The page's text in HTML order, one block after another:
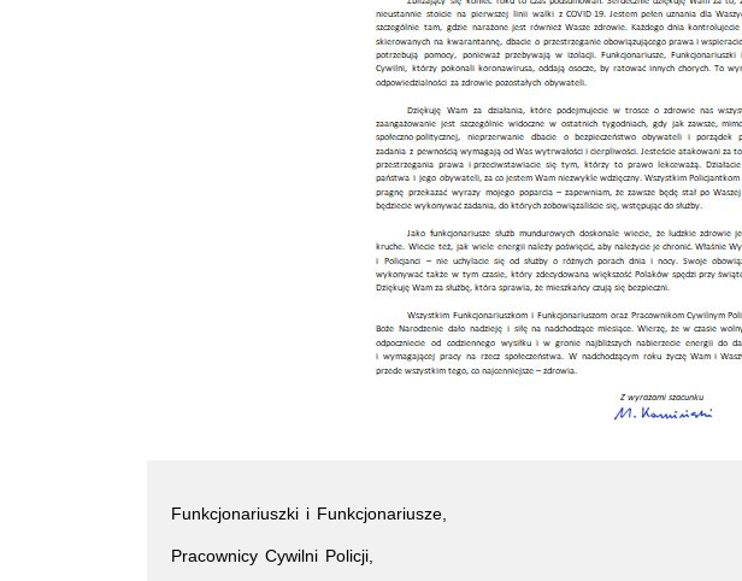
Funkcjonariuszki i Funkcjonariusze,
Pracownicy Cywilni Policji,